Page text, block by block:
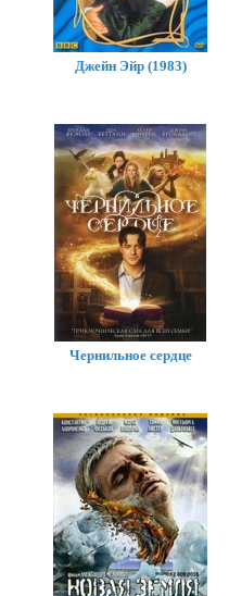
Джейн Эйр (1983)
Чернильное сердце